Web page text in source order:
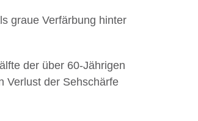
graue Verfärbung hinter
der über 60-Jährigen
Verlust der Sehschärfe